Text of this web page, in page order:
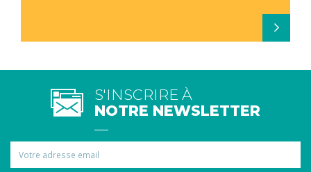
S'INSCRIRE À
NOTRE NEWSLETTER